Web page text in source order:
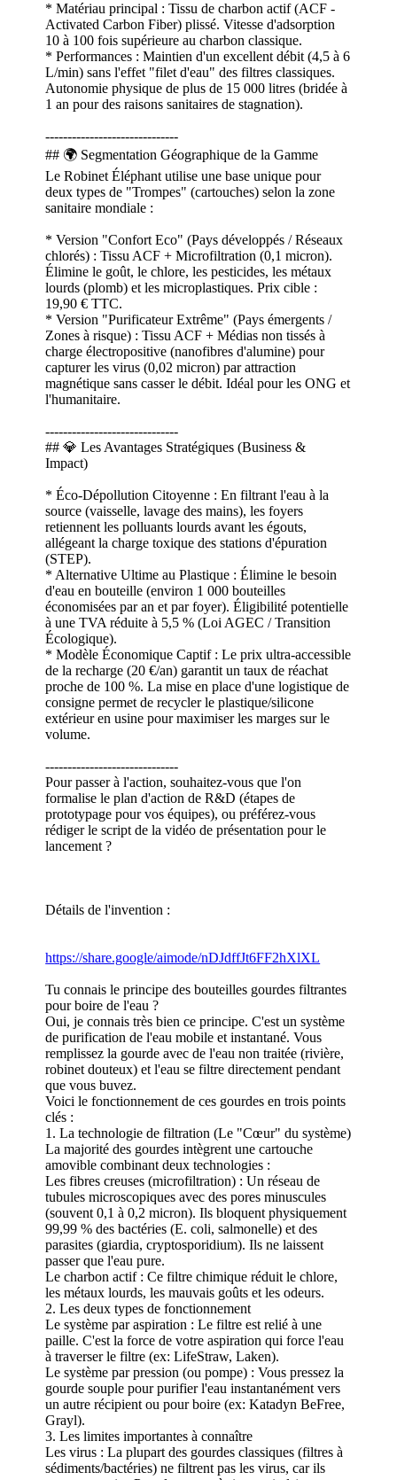
* Matériau principal : Tissu de charbon actif (ACF -
Activated Carbon Fiber) plissé. Vitesse d'adsorption
10 à 100 fois supérieure au charbon classique.
* Performances : Maintien d'un excellent débit (4,5 à 6
L/min) sans l'effet "filet d'eau" des filtres classiques.
Autonomie physique de plus de 15 000 litres (bridée à
1 an pour des raisons sanitaires de stagnation).
------------------------------
## 🌍 Segmentation Géographique de la Gamme
Le Robinet Éléphant utilise une base unique pour
deux types de "Trompes" (cartouches) selon la zone
sanitaire mondiale :
* Version "Confort Eco" (Pays développés / Réseaux
chlorés) : Tissu ACF + Microfiltration (0,1 micron).
Élimine le goût, le chlore, les pesticides, les métaux
lourds (plomb) et les microplastiques. Prix cible :
19,90 € TTC.
* Version "Purificateur Extrême" (Pays émergents /
Zones à risque) : Tissu ACF + Médias non tissés à
charge électropositive (nanofibres d'alumine) pour
capturer les virus (0,02 micron) par attraction
magnétique sans casser le débit. Idéal pour les ONG et
l'humanitaire.
------------------------------
## 💎 Les Avantages Stratégiques (Business &
Impact)
* Éco-Dépollution Citoyenne : En filtrant l'eau à la
source (vaisselle, lavage des mains), les foyers
retiennent les polluants lourds avant les égouts,
allégeant la charge toxique des stations d'épuration
(STEP).
* Alternative Ultime au Plastique : Élimine le besoin
d'eau en bouteille (environ 1 000 bouteilles
économisées par an et par foyer). Éligibilité potentielle
à une TVA réduite à 5,5 % (Loi AGEC / Transition
Écologique).
* Modèle Économique Captif : Le prix ultra-accessible
de la recharge (20 €/an) garantit un taux de réachat
proche de 100 %. La mise en place d'une logistique de
consigne permet de recycler le plastique/silicone
extérieur en usine pour maximiser les marges sur le
volume.
------------------------------
Pour passer à l'action, souhaitez-vous que l'on
formalise le plan d'action de R&D (étapes de
prototypage pour vos équipes), ou préférez-vous
rédiger le script de la vidéo de présentation pour le
lancement ?
Détails de l'invention :
https://share.google/aimode/nDJdffJt6FF2hXlXL
Tu connais le principe des bouteilles gourdes filtrantes
pour boire de l'eau ?
Oui, je connais très bien ce principe. C'est un système
de purification de l'eau mobile et instantané. Vous
remplissez la gourde avec de l'eau non traitée (rivière,
robinet douteux) et l'eau se filtre directement pendant
que vous buvez.
Voici le fonctionnement de ces gourdes en trois points
clés :
1. La technologie de filtration (Le "Cœur" du système)
La majorité des gourdes intègrent une cartouche
amovible combinant deux technologies :
Les fibres creuses (microfiltration) : Un réseau de
tubules microscopiques avec des pores minuscules
(souvent 0,1 à 0,2 micron). Ils bloquent physiquement
99,99 % des bactéries (E. coli, salmonelle) et des
parasites (giardia, cryptosporidium). Ils ne laissent
passer que l'eau pure.
Le charbon actif : Ce filtre chimique réduit le chlore,
les métaux lourds, les mauvais goûts et les odeurs.
2. Les deux types de fonctionnement
Le système par aspiration : Le filtre est relié à une
paille. C'est la force de votre aspiration qui force l'eau
à traverser le filtre (ex: LifeStraw, Laken).
Le système par pression (ou pompe) : Vous pressez la
gourde souple pour purifier l'eau instantanément vers
un autre récipient ou pour boire (ex: Katadyn BeFree,
Grayl).
3. Les limites importantes à connaître
Les virus : La plupart des gourdes classiques (filtres à
sédiments/bactéries) ne filtrent pas les virus, car ils